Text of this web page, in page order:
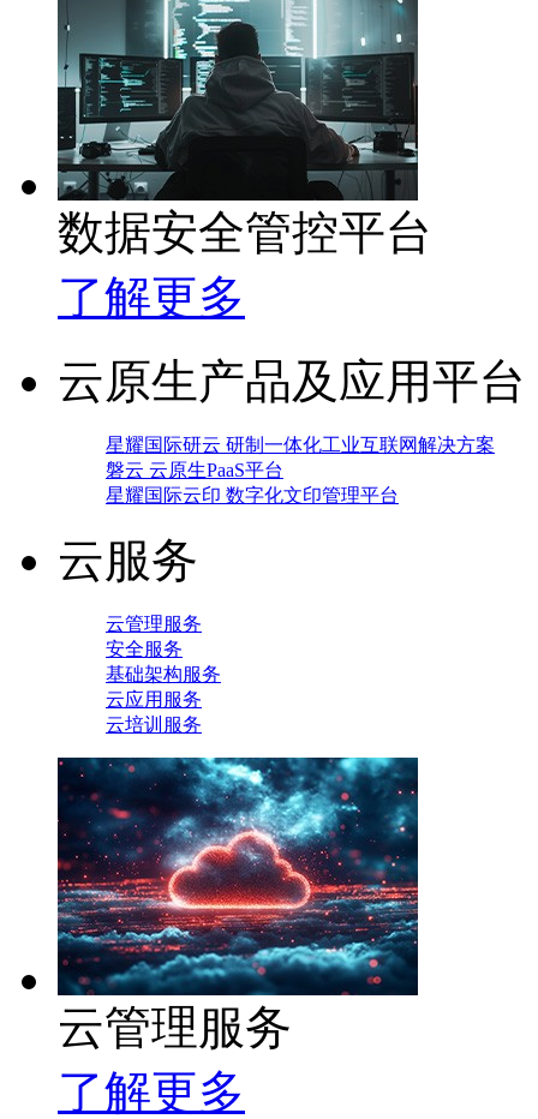
数据安全管控平台
了解更多
云原生产品及应用平台
星耀国际研云 研制一体化工业互联网解决方案
磐云 云原生PaaS平台
星耀国际云印 数字化文印管理平台
云服务
云管理服务
安全服务
基础架构服务
云应用服务
云培训服务
云管理服务
了解更多